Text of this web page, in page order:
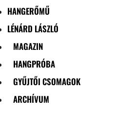
HANGERŐMŰ
LÉNÁRD LÁSZLÓ
MAGAZIN
HANGPRÓBA
GYŰJTŐI CSOMAGOK
ARCHÍVUM